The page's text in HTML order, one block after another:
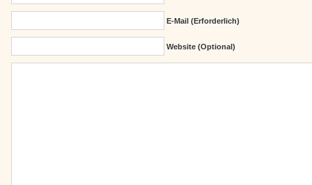
E-Mail (erforderlich)
Website (Optional)